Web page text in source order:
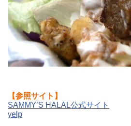
【参照サイト】
SAMMY’S HALAL公式サイト
yelp